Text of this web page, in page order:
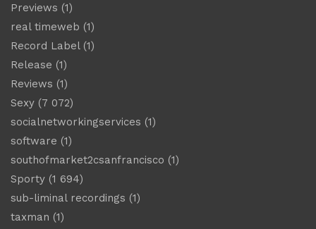
Previews (1)
real timeweb (1)
Record Label(1)
Release (1)
Reviews (1)
Sexy (7 072)
socialnetworkingservices (1)
software (1)
southofmarket2csanfrancisco (1)
Sporty (1 694)
sub-liminal recordings (1)
taxman (1)